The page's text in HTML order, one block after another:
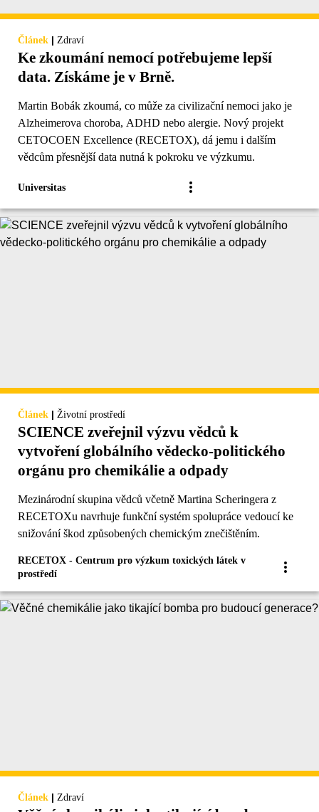
Článek | Zdraví
Ke zkoumání nemocí potřebujeme lepší
data. Získáme je v Brně.
Martin Bobák zkoumá, co může za civilizační nemoci jako je
Alzheimerova choroba, ADHD nebo alergie. Nový projekt
CETOCOEN Excellence (RECETOX), dá jemu i dalším
vědcům přesnější data nutná k pokroku ve výzkumu.
Universitas
Článek | Životní prostředí
SCIENCE zveřejnil výzvu vědců k
vytvoření globálního vědecko-politického
orgánu pro chemikálie a odpady
Mezinárodní skupina vědců včetně Martina Scheringera z
RECETOXu navrhuje funkční systém spolupráce vedoucí ke
snižování škod způsobených chemickým znečištěním.
RECETOX - Centrum pro výzkum toxických látek v
prostředí
Článek | Zdraví